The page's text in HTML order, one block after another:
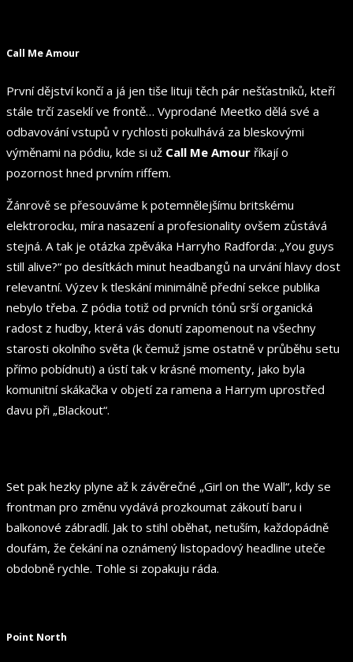
Call Me Amour
První dějství končí a já jen tiše lituji těch pár nešťastníků, kteří
stále trčí zaseklí ve frontě… Vyprodané Meetko dělá své a
odbavování vstupů v rychlosti pokulhává za bleskovými
výměnami na pódiu, kde si už Call Me Amour říkají o
pozornost hned prvním riffem.
Žánrově se přesouváme k potemnělejšímu britskému
elektrorocku, míra nasazení a profesionality ovšem zůstává
stejná. A tak je otázka zpěváka Harryho Radforda: „You guys
still alive?“ po desítkách minut headbangů na urvání hlavy dost
relevantní. Výzev k tleskání minimálně přední sekce publika
nebylo třeba. Z pódia totiž od prvních tónů srší organická
radost z hudby, která vás donutí zapomenout na všechny
starosti okolního světa (k čemuž jsme ostatně v průběhu setu
přímo pobídnuti) a ústí tak v krásné momenty, jako byla
komunitní skákačka v objetí za ramena a Harrym uprostřed
davu při „Blackout“.
Set pak hezky plyne až k závěrečné „Girl on the Wall“, kdy se
frontman pro změnu vydává prozkoumat zákoutí baru i
balkonové zábradlí. Jak to stihl oběhat, netuším, každopádně
doufám, že čekání na oznámený listopadový headline uteče
obdobně rychle. Tohle si zopakuju ráda.
Point North